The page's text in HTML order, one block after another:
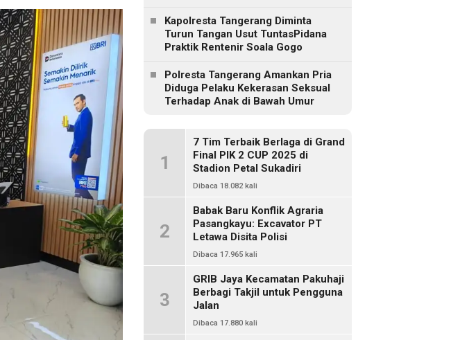
Kapolresta Tangerang Diminta
Turun Tangan Usut TuntasPidana
Praktik Rentenir Soala Gogo
Polresta Tangerang Amankan Pria
Diduga Pelaku Kekerasan Seksual
Terhadap Anak di Bawah Umur
1
7 Tim Terbaik Berlaga di Grand
Final PIK 2 CUP 2025 di
Stadion Petal Sukadiri
Dibaca 18.082 kali
2
Babak Baru Konflik Agraria
Pasangkayu: Excavator PT
Letawa Disita Polisi
Dibaca 17.965 kali
3
GRIB Jaya Kecamatan Pakuhaji
Berbagi Takjil untuk Pengguna
Jalan
Dibaca 17.880 kali